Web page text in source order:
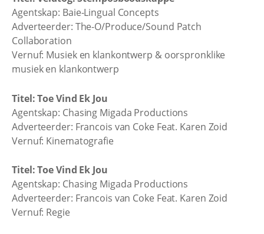
Agentskap: Baie-Lingual Concepts
Adverteerder: The-O/Produce/Sound Patch
Collaboration
Vernuf: Musiek en klankontwerp & oorspronklike
musiek en klankontwerp
Titel: Toe Vind Ek Jou
Agentskap: Chasing Migada Productions
Adverteerder: Francois van Coke Feat. Karen Zoid
Vernuf: Kinematografie
Titel: Toe Vind Ek Jou
Agentskap: Chasing Migada Productions
Adverteerder: Francois van Coke Feat. Karen Zoid
Vernuf: Regie